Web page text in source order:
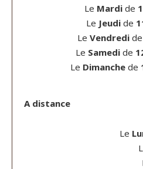
Le Mardide
Le Jeudide
Le Vendredide
Le Samedi de
Le Dimanche de
A distance
Le